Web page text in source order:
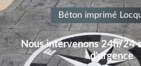
Béton imprimé
Nous intervenons 24h/24
d'urgence